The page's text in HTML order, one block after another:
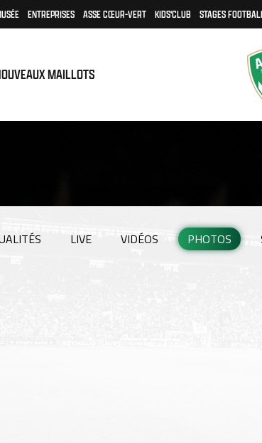
ENTREPRISES ASSE CŒUR-VERT KIDS'CLUB STAGES
MAILLOTS
LIVE VIDÉOS PHOTOS